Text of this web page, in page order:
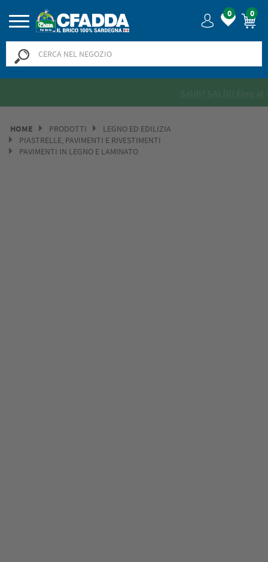
0 0
HOME PRODOTTI
LEGNO ED EDILIZIA
PIASTRELLE, PAVIMENTI E RIVESTIMENTI
PAVIMENTI IN LEGNO E LAMINATO